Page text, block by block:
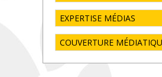
EXPERTISE MÉDIAS
COUVERTURE